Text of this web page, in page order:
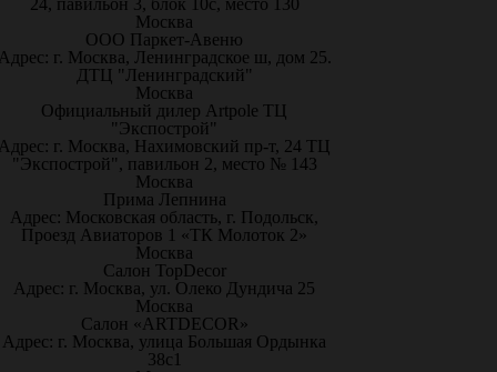
24, павильон 3, блок 10с, место 130
Москва
ООО Паркет-Авeню
г. Москва, Ленинградское ш, дом 25.
ДТЦ "Ленинградский"
Москва
Официальный дилер Artpole ТЦ
"Экспострой"
г. Москва, Нахимовский пр-т, 24 ТЦ
"Экспострой", павильон 2, место № 143
Москва
Прима Лепнина
Адрес: Московская область, г. Подольск,
Проезд Авиаторов 1 «ТК Молоток 2»
Москва
Салон TopDecor
Адрес: г. Москва, ул. Олеко Дундича 25
Москва
Салон «ARTDECOR»
Адрес: г. Москва, улица Большая Ордынка
38с1